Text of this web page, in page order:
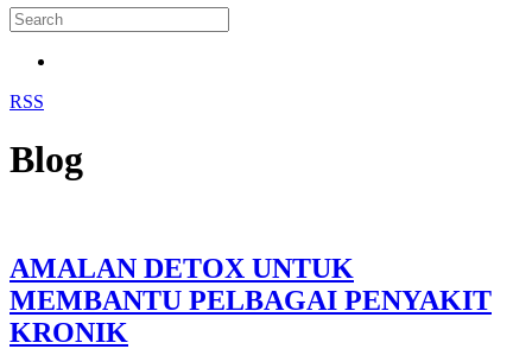
RSS
Blog
AMALAN DETOX UNTUK
MEMBANTU PELBAGAI PENYAKIT
KRONIK